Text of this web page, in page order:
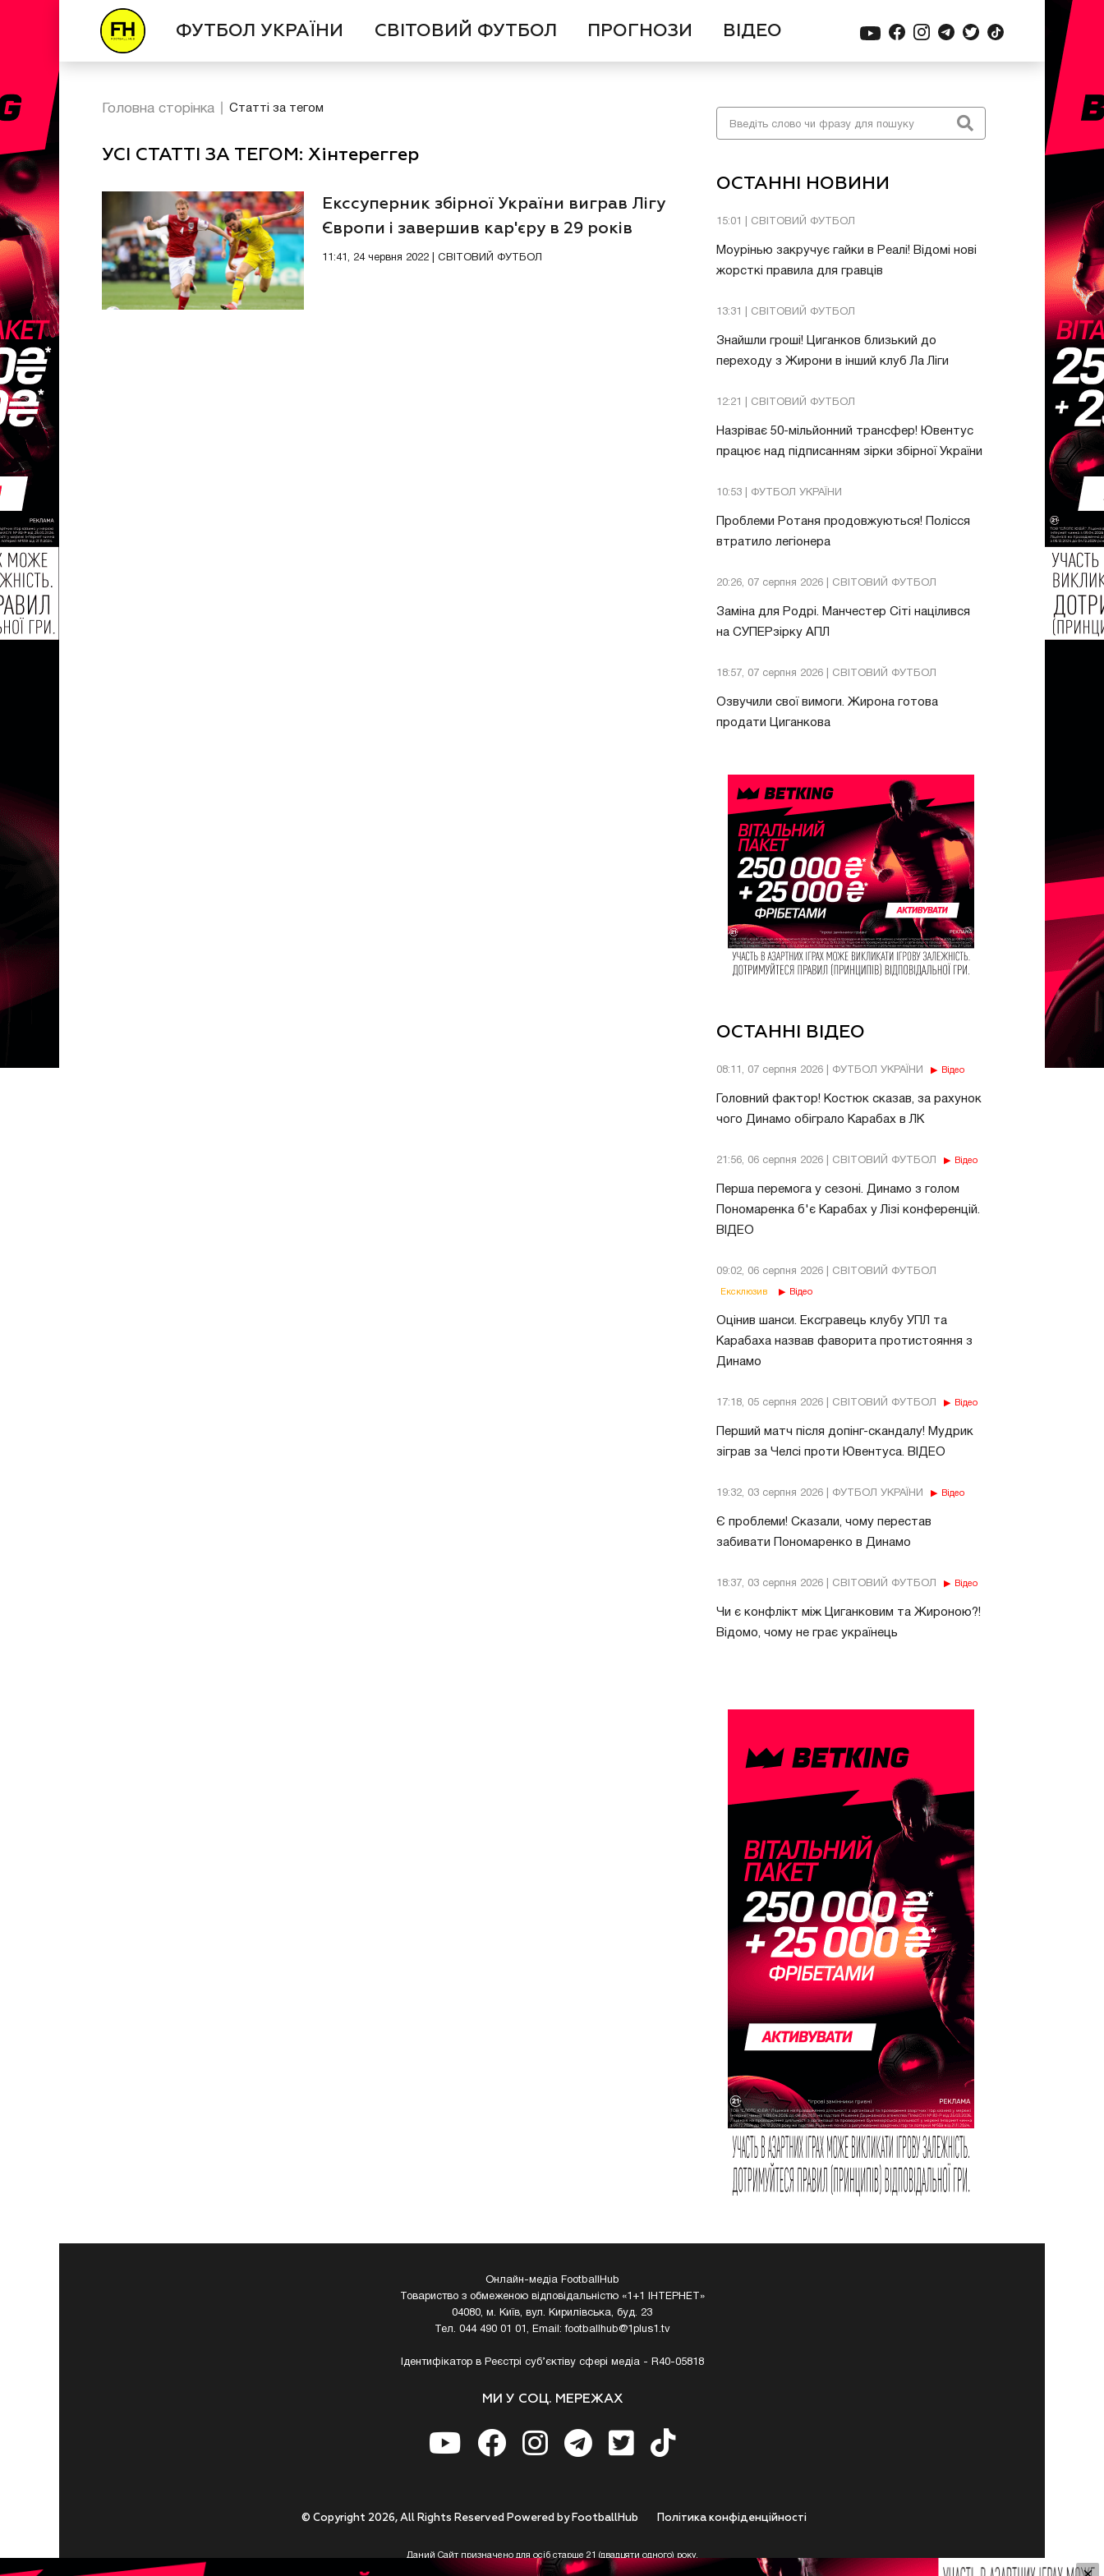
ФУТБОЛ УКРАЇНИ СВІТОВИЙ ФУТБОЛ ПРОГНОЗИ ВІДЕО
ОСТАННІ НОВИНИ
15:01 | СВІТОВИЙ ФУТБОЛ
Моурінью закручує гайки в Реалі! Відомі нові
жорсткі правила для гравців
13:31 | СВІТОВИЙ ФУТБОЛ
Знайшли гроші! Циганков близький до
переходу з Жирони в інший клуб Ла Ліги
12:21 | СВІТОВИЙ ФУТБОЛ
Назріває 50-мільйонний трансфер! Ювентус
працює над підписанням зірки збірної України
10:53 | ФУТБОЛ УКРАЇНИ
Проблеми Ротаня продовжуються! Полісся
втратило легіонера
20:26, 07 серпня 2026 | СВІТОВИЙ ФУТБОЛ
Заміна для Родрі. Манчестер Сіті націлився
на СУПЕРзірку АПЛ
18:57, 07 серпня 2026 | СВІТОВИЙ ФУТБОЛ
Озвучили свої вимоги. Жирона готова
продати Циганкова
ОСТАННІ ВІДЕО
08:11, 07 серпня 2026 | ФУТБОЛ УКРАЇНИ Відео
Головний фактор! Костюк сказав, за рахунок
чого Динамо обіграло Карабах в ЛК
21:56, 06 серпня 2026 | СВІТОВИЙ ФУТБОЛ Відео
Перша перемога у сезоні. Динамо з голом
Пономаренка б'є Карабах у Лізі конференцій.
ВІДЕО
09:02, 06 серпня 2026 | СВІТОВИЙ ФУТБОЛ
Ексклюзив Відео
Оцінив шанси. Ексгравець клубу УПЛ та
Карабаха назвав фаворита протистояння з
Динамо
17:18, 05 серпня 2026 | СВІТОВИЙ ФУТБОЛ Відео
Перший матч після допінг-скандалу! Мудрик
зіграв за Челсі проти Ювентуса. ВІДЕО
19:32, 03 серпня 2026 | ФУТБОЛ УКРАЇНИ Відео
Є проблеми! Сказали, чому перестав
забивати Пономаренко в Динамо
18:37, 03 серпня 2026 | СВІТОВИЙ ФУТБОЛ Відео
Чи є конфлікт між Циганковим та Жироною?!
Відомо, чому не грає українець
Головна сторінка Статті за тегом
УСІ СТАТТІ ЗА ТЕГОМ: Хінтереггер
Екссуперник збірної України виграв Лігу
Європи і завершив кар'єру в 29 років
11:41, 24 червня 2022 | СВІТОВИЙ ФУТБОЛ
Онлайн-медіа FootballHub
Товариство з обмеженою відповідальністю «1+1 ІНТЕРНЕТ»
04080, м. Київ, вул. Кирилівська, буд. 23
Тел. 044 490 01 01, Email:footballhub@1plus1.tv
Ідентифікатор в Реєстрі суб’єктіву сфері медіа - R40-05818
МИ У СОЦ. МЕРЕЖАХ
Полiтика конфiденцiйностi
© Copyright 2026, All Rights Reserved Powered by FootballHub
Даний Сайт призначено для осіб старше 21 (двадцяти одного) року.
Приступаючи до використання https://footballhub.ua, Користувач цим підтверджує, що досяг 21-річного віку.